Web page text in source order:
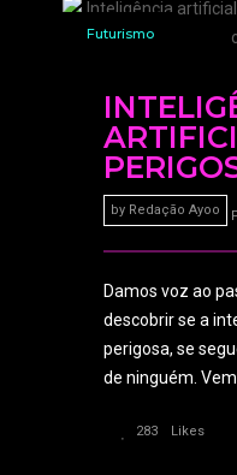
Futurismo
by Redação Ayoo
Damos voz ao
descobrir se a
perigosa, se
de ninguém.
283 Likes